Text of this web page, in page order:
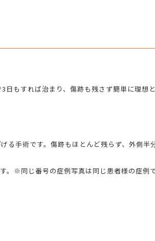
もすれば治まり、傷跡も残さず簡単に理想
る手術です。傷跡もほとんど残らず、外側半
。※同じ番号の症例写真は同じ患者様の症例